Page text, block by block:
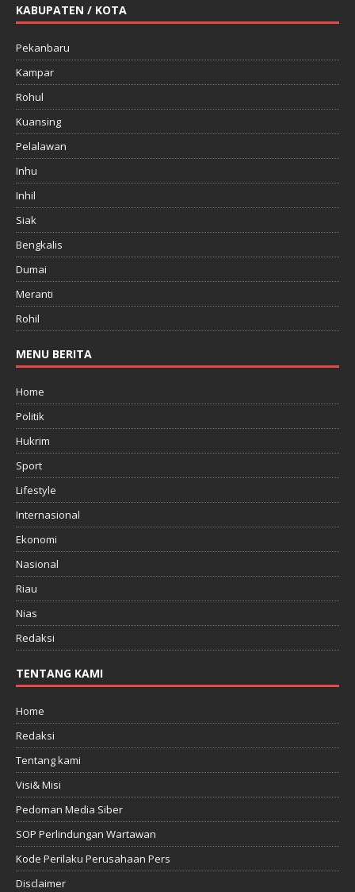
KABUPATEN / KOTA
Pekanbaru
Kampar
Rohul
Kuansing
Pelalawan
Inhu
Inhil
Siak
Bengkalis
Dumai
Meranti
Rohil
MENU BERITA
Home
Politik
Hukrim
Sport
Lifestyle
Internasional
Ekonomi
Nasional
Riau
Nias
Redaksi
TENTANG KAMI
Home
Redaksi
Tentang kami
Visi& Misi
Pedoman Media Siber
SOP Perlindungan Wartawan
Kode Perilaku Perusahaan Pers
Disclaimer